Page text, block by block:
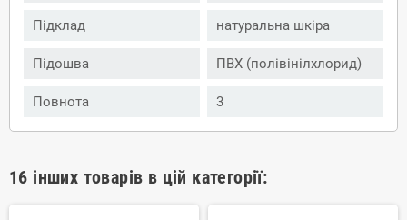
Підклад натуральна шкіра
Підошва ПВХ (полівінілхлорид)
Повнота 3
16 інших товарів в цій категорії: